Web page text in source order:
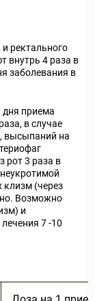
ректального
внутрь 4 раза в
заболевания в
приема
в случае
высыпаний на
рот 3 раза в
клизм (через
Возможно
и
7 -10